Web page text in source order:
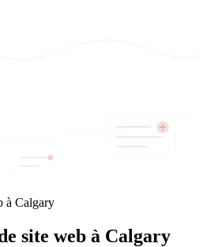
à Calgary
site web à Calgary